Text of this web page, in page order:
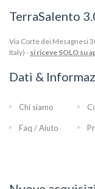
TerraSalento
Via Corte dei Mesagnesi
Italy) - si riceve SOLO su
Dati &
Chi siamo
Faq / Aiuto